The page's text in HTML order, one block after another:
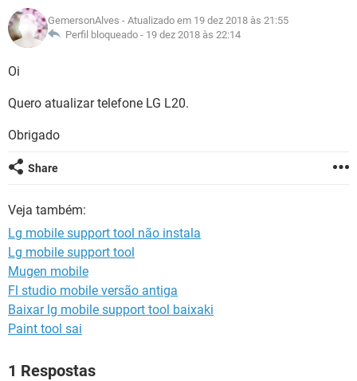
GUIA DE COMPRAS
INSTAGRAM GMAIL
GUIA DE COMPRAS
CELULAR
OUTLOOK EXCEL
INSTAGRAM
JOGOS WHATSAPP
CELULAR
OUTLOOK
INSTAGRAM
GUIA DE COMPRAS
GLOSSÁRIO
JOGOS
INSTAGRAM
GUIA DE COMPRAS
GemersonAlves - Atualizado em 19 dez 2018 às 21:55
Perfil bloqueado - 19 dez 2018 às 22:14
Oi
Quero atualizar telefone LG L20.
Obrigado
Share
Veja também:
Lg mobile support tool não instala
Lg mobile support tool
Mugen mobile
Fl studio mobile versão antiga
Baixar lg mobile support tool baixaki
Paint tool sai
1 Respostas